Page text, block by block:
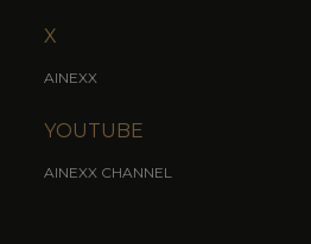
X
AINEXX
YOUTUBE
AINEXX CHANNEL